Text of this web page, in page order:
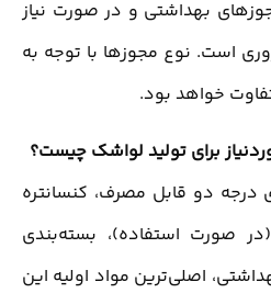
بهداشتی و در صورت نیاز
است. نوع مجوزها با توجه به
خواهد بود.
درجه دو قابل مصرف، کنسانتره
صورت استفاده)، بسته‌بندی
اصلی‌ترین مواد اولیه این